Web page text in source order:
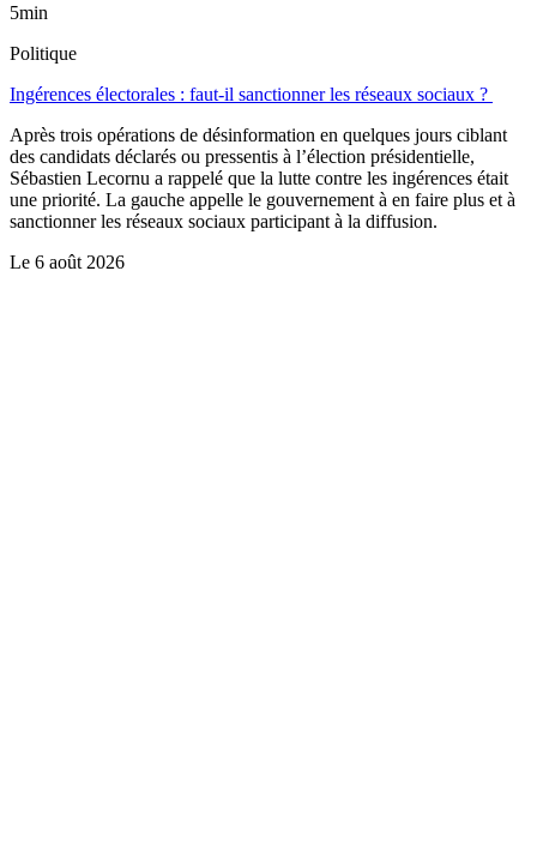
5min
Politique
Ingérences électorales : faut-il sanctionner les réseaux sociaux ?
Après trois opérations de désinformation en quelques jours ciblant
des candidats déclarés ou pressentis à l’élection présidentielle,
Sébastien Lecornu a rappelé que la lutte contre les ingérences était
une priorité. La gauche appelle le gouvernement à en faire plus et à
sanctionner les réseaux sociaux participant à la diffusion.
Le 6 août 2026